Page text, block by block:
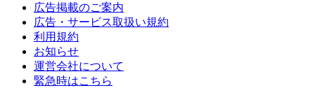
広告掲載のご案内
広告・サービス取扱い規約
利用規約
お知らせ
運営会社について
緊急時はこちら